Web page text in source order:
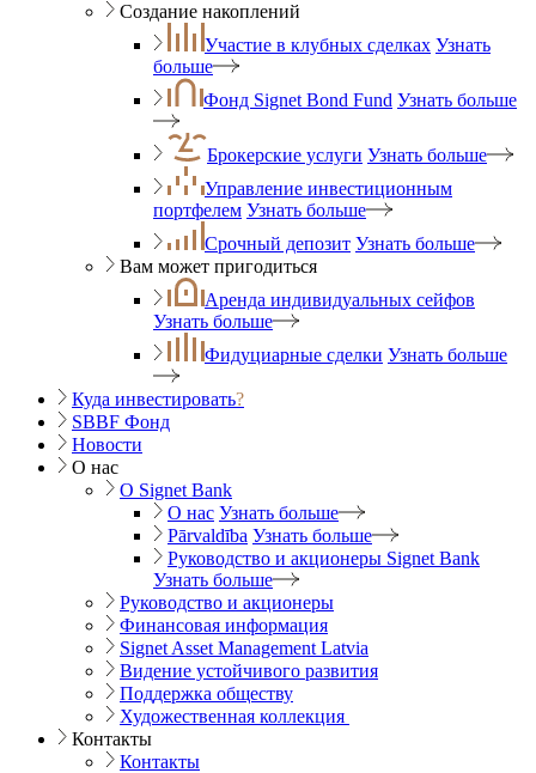
Создание накоплений
Участие в клубных сделках Узнать
больше
Фонд Signet Bond Fund Узнать больше
Брокерские услуги Узнать больше
Управление инвестиционным
портфелем Узнать больше
Срочный депозит Узнать больше
Вам может пригодиться
Аренда индивидуальных сейфов
Узнать больше
Фидуциарные сделки Узнать больше
Куда инвестировать?
SBBF Фонд
Новости
О нас
O Signet Bank
О нас Узнать больше
Pārvaldība Узнать больше
Руководство и акционеры Signet Bank
Узнать больше
Руководство и акционеры
Финансовая информация
Signet Asset Management Latvia
Видение устойчивого развития
Поддержка обществу
Художественная коллекция
Контакты
Контакты